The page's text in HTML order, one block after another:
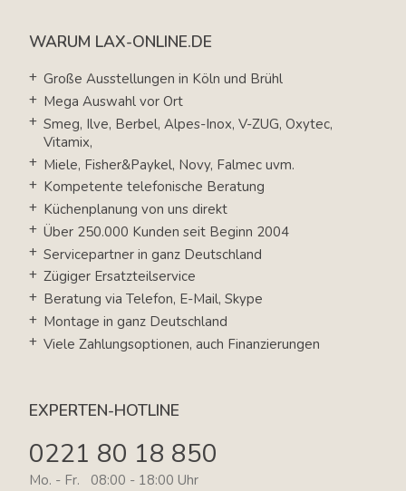
WARUM LAX-ONLINE.DE
Große Ausstellungen in Köln und Brühl
Mega Auswahl vor Ort
Smeg, Ilve, Berbel, Alpes-Inox, V-ZUG, Oxytec,
Vitamix,
Miele, Fisher&Paykel, Novy, Falmec uvm.
Kompetente telefonische Beratung
Küchenplanung von uns direkt
Über 250.000 Kunden seit Beginn 2004
Servicepartner in ganz Deutschland
Zügiger Ersatzteilservice
Beratung via Telefon, E-Mail, Skype
Montage in ganz Deutschland
Viele Zahlungsoptionen, auch Finanzierungen
EXPERTEN-HOTLINE
0221 80 18 850
Mo. - Fr. 08:00 - 18:00 Uhr